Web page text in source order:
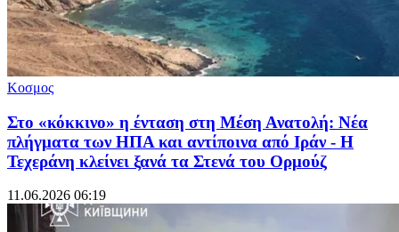
Κοσμος
Στο «κόκκινο» η ένταση στη Μέση Ανατολή: Νέα
πλήγματα των ΗΠΑ και αντίποινα από Ιράν - Η
Τεχεράνη κλείνει ξανά τα Στενά του Ορμούζ
11.06.2026 06:19